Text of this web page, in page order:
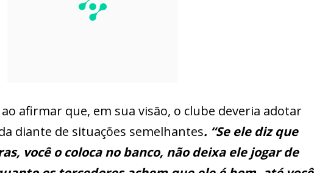
afirmar que, em sua visão, o clube deveria adotar
diante de situações semelhantes. “Se ele diz que
você o coloca no banco, não deixa ele jogar de